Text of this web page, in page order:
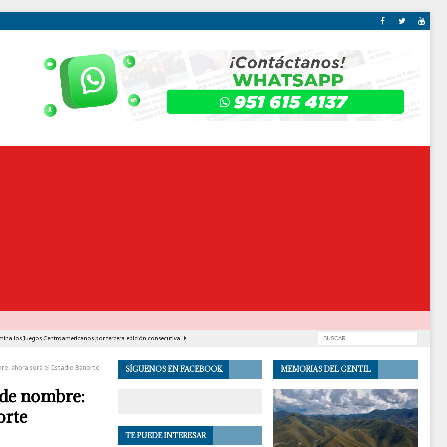
los Juegos Centroamericanos por tercera edición consecutiva
de Oaxaca con rehabilitación de carretera de Santa María
1.17 toneladas de cocaína y detiene a seis personas en Acapulco
preventiva a Ángel ‘N’, exgobernador de Guerrero
PRINCIPALES
ahora será el Estadio Banorte
nombre:
SÍGUENOS EN FACEBOOK
TE PUEDE INTERESAR
MEMORIAS DEL GENTIL